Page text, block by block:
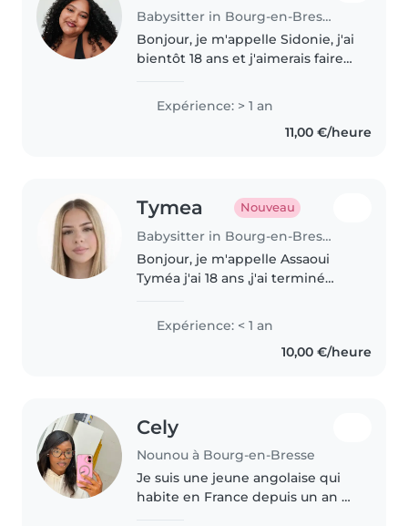
Babysitter in Bourg-en-Bresse
Bonjour, je m'appelle Sidonie, j'ai
bientôt 18 ans et j'aimerais faire
enfants et de la petite enfance
m'intéresse fortement et est
Expérience: > 1 an
11,00 €/heure
Tymea Nouveau
Babysitter in Bourg-en-Bresse
Bonjour, je m'appelle Assaoui
Tyméa j'ai 18 ans ,j'ai terminé
m'occuper des enfants et j'ai
déjà l'habitude d'en garder
Expérience: < 1 an
10,00 €/heure
Cely
Nounou à Bourg-en-Bresse
Je suis une jeune angolaise qui
habite en France depuis un an et